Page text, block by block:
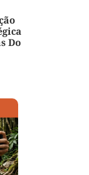
Do